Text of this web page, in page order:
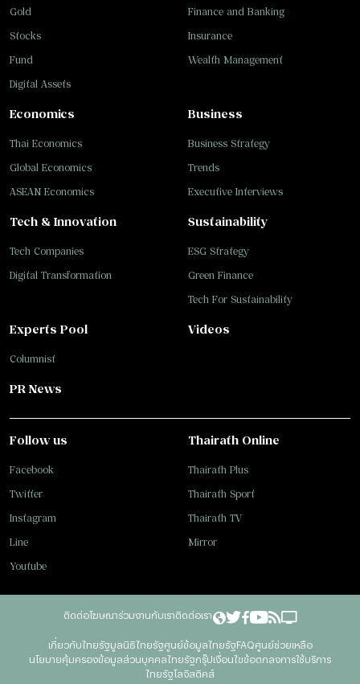
Gold
Stocks
Fund
Digital Assets
Finance and Banking
Insurance
Wealth Management
Business
Business Strategy
Trends
Executive Interviews
Tech & Innovation
Tech Companies
Digital Transformation
Sustainability
ESG Strategy
Green Finance
Tech For Sustainability
Economics
Thai Economics
Global Economics
ASEAN Economics
Experts Pool
Columnist
Videos
PR News
Follow us
Facebook
Twitter
Instagram
Line
Youtube
Thairath Online
Thairath Plus
Thairath Sport
Thairath TV
Mirror
ติดต่อโฆษณาร่วมงานกับเราติดต่อเรา
เกี่ยวกับไทยรัฐมูลนิธิไทยรัฐศูนย์ข้อมูลไทยรัฐFAQศูนย์ช่วยเหลือ
นโยบายคุ้มครองข้อมูลส่วนบุคคลไทยรัฐกรุ๊ปเงื่อนไขข้อตกลงการใช้บริการ
ไทยรัฐโลจิสติคส์